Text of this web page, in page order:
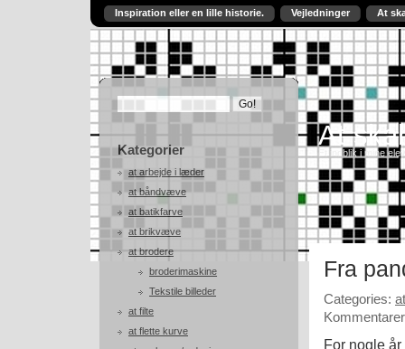
Inspiration eller en lille historie. Vejledninger At
Kategorier
at arbejde i læder
at båndvæve
at batikfarve
at brikvæve
at brodere
broderimaskine
Tekstile billeder
at filte
at flette kurve
At
Et indblik i mine
Fra
Categories:
For nogle